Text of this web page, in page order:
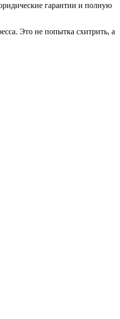
гарантии и полную
Это не попытка схитрить, а